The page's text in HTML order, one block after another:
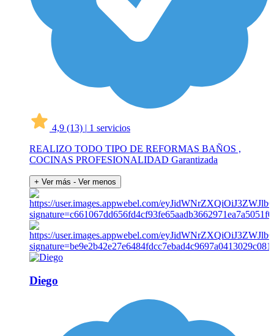
4,9 (13) | 1 servicios
REALIZO TODO TIPO DE REFORMAS BAÑOS ,
COCINAS PROFESIONALIDAD Garantizada
+ Ver más - Ver menos
Diego